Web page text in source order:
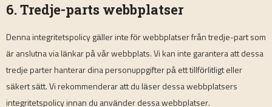
6. Tredje-parts webbplatser
Denna integritetspolicy gäller inte för webbplatser från tredje-part som
är anslutna via länkar på vår webbplats. Vi kan inte garantera att dessa
tredje parter hanterar dina personuppgifter på ett tillförlitligt eller
säkert sätt. Vi rekommenderar att du läser dessa webbplatsers
integritetspolicy innan du använder dessa webbplatser.